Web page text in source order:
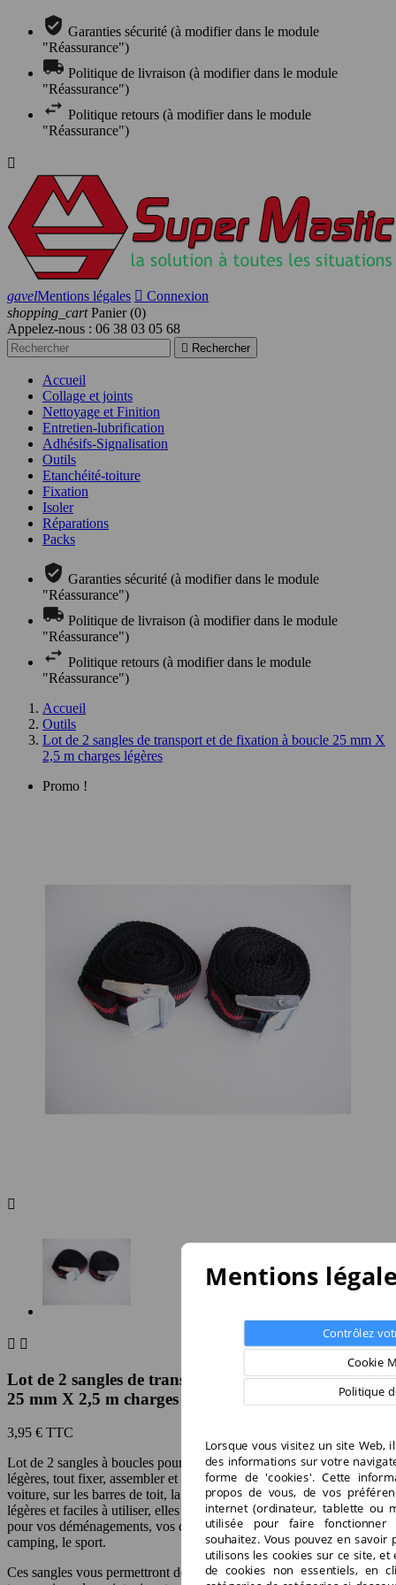
Mentions
Contrôlez
Cookie
Politique
Lorsque vous visitez un site Web,
des informations sur votre
forme de 'cookies'. Cette
propos de vous, de vos
internet (ordinateur, tablette ou
utilisée pour faire
souhaitez. Vous pouvez en
utilisons les cookies sur ce site,
de cookies non essentiels, en
Garanties sécurité (à modifier dans le module
"Réassurance")
Politique de livraison (à modifier dans le module
"Réassurance")
Politique retours (à modifier dans le module
"Réassurance")

gavelMentions légales  Connexion
shopping_cart Panier (0)
Appelez-nous : 06 38 03 05 68
 Rechercher
Accueil
Collage et joints
Nettoyage et Finition
Entretien-lubrification
Adhésifs-Signalisation
Outils
Etanchéité-toiture
Fixation
Isoler
Réparations
Packs
Garanties sécurité (à modifier dans le module
"Réassurance")
Politique de livraison (à modifier dans le module
"Réassurance")
Politique retours (à modifier dans le module
"Réassurance")
Accueil
Outils
Lot de 2 sangles de transport et de fixation à boucle 25 mm X
2,5 m charges légères
Promo !

 
Lot de 2 sangles de transport et de fixation à boucle
25 mm X 2,5 m charges légères
3,95 € TTC
Lot de 2 sangles à boucles pour transporter toutes vos charges
légères, tout fixer, assembler et arrimer lors de vos transports en
voiture, sur les barres de toit, la remorque, en camionnette. Très
légères et faciles à utiliser, elles vous rendront de multiples services
pour vos déménagements, vos chantiers, vos activités de plein air, le
camping, le sport.
Ces sangles vous permettront des fixations et assemblages